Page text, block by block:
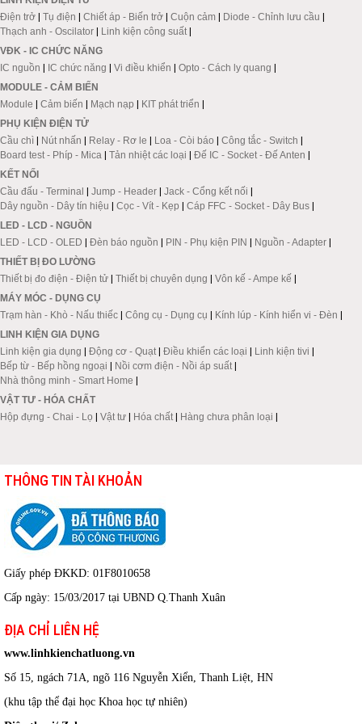
Điện trở | Tụ điện | Chiết áp - Biến trở | Cuộn cảm | Diode - Chỉnh lưu cầu |
Thạch anh - Oscilator | Linh kiện công suất |
VĐK - IC CHỨC NĂNG
IC nguồn | IC chức năng | Vi điều khiển | Opto - Cách ly quang |
MODULE - CẢM BIẾN
Module | Cảm biến | Mạch nạp | KIT phát triển |
PHỤ KIỆN ĐIỆN TỬ
Cầu chì | Nút nhấn | Relay - Rơ le | Loa - Còi báo | Công tắc - Switch |
Board test - Phíp - Mica | Tản nhiệt các loại | Đế IC - Socket - Đế Anten |
KẾT NỐI
Cầu đấu - Terminal | Jump - Header | Jack - Cổng kết nối |
Dây nguồn - Dây tín hiệu | Cọc - Vít - Kẹp | Cáp FFC - Socket - Dây Bus |
LED - LCD - NGUỒN
LED - LCD - OLED | Đèn báo nguồn | PIN - Phụ kiện PIN | Nguồn - Adapter |
THIẾT BỊ ĐO LƯỜNG
Thiết bị đo điện - Điện tử | Thiết bị chuyên dụng | Vôn kế - Ampe kế |
MÁY MÓC - DỤNG CỤ
Trạm hàn - Khò - Nấu thiếc | Công cụ - Dụng cụ | Kính lúp - Kính hiển vi - Đèn |
LINH KIỆN GIA DỤNG
Linh kiện gia dụng | Động cơ - Quạt | Điều khiển các loại | Linh kiện tivi |
Bếp từ - Bếp hồng ngoại | Nồi cơm điện - Nồi áp suất |
Nhà thông minh - Smart Home |
VẬT TƯ - HÓA CHẤT
Hộp đựng - Chai - Lọ | Vật tư | Hóa chất | Hàng chưa phân loại |
THÔNG TIN TÀI KHOẢN
Giấy phép ĐKKD: 01F8010658
Cấp ngày: 15/03/2017 tại UBND Q.Thanh Xuân
ĐỊA CHỈ LIÊN HỆ
www.linhkienchatluong.vn
Số 15, ngách 71A, ngõ 116 Nguyễn Xiển, Thanh Liệt, HN
(khu tập thể đại học Khoa học tự nhiên)